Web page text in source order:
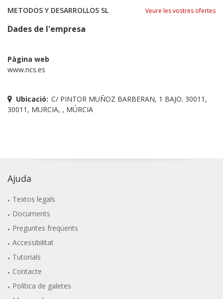
METODOS Y DESARROLLOS SL Veure les vostres ofertes
Dades de l'empresa
Pàgina web
www.ncs.es
Ubicació: C/ PINTOR MUÑOZ BARBERAN, 1 BAJO. 30011,
30011, MURCIA, , MÚRCIA
Ajuda
Textos legals
Documents
Preguntes freqüents
Accessibilitat
Tutorials
Contacte
Política de galetes